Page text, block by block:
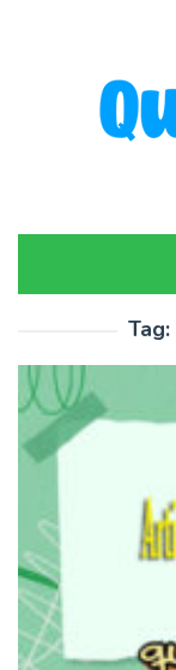
Tag: